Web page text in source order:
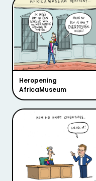
Heropening
AfricaMuseum